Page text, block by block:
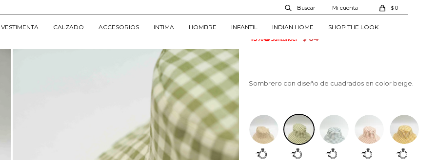
VESTIMENTA CALZADO ACCESORIOS INTIMA HOMBRE INFANTIL INDIAN HOME SHOP THE LOOK
$ 0
20345254417002
$ 84
Sombrero con diseño de cuadrados en color beige.